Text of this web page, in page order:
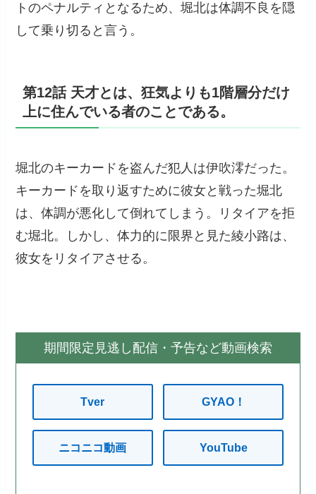
トのペナルティとなるため、堀北は体調不良を隠
して乗り切ると言う。
第12話 天才とは、狂気よりも1階層分だけ
上に住んでいる者のことである。
堀北のキーカードを盗んだ犯人は伊吹澪だった。
キーカードを取り返すために彼女と戦った堀北
は、体調が悪化して倒れてしまう。リタイアを拒
む堀北。しかし、体力的に限界と見た綾小路は、
彼女をリタイアさせる。
期間限定見逃し配信・予告など動画検索
Tver GYAO！
ニコニコ動画 YouTube